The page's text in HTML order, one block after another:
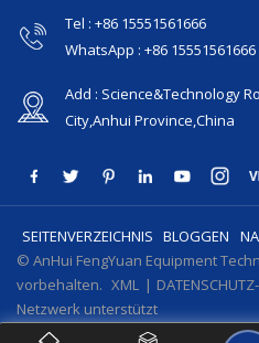
Tel : +86 15551561666
WhatsApp : +86 15551561666
Add : Science&Technology
City,Anhui Province,China
SEITENVERZEICHNIS BLOGGEN
© AnHui FengYuan Equipment
vorbehalten. XML |
Netzwerk unterstützt